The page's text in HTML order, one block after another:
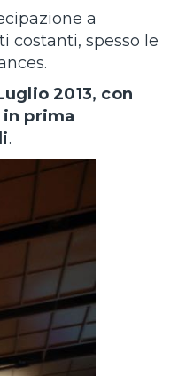
a
costanti, spesso le
2013, con
prima
.